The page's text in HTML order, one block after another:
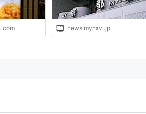
news.mynavi.jp